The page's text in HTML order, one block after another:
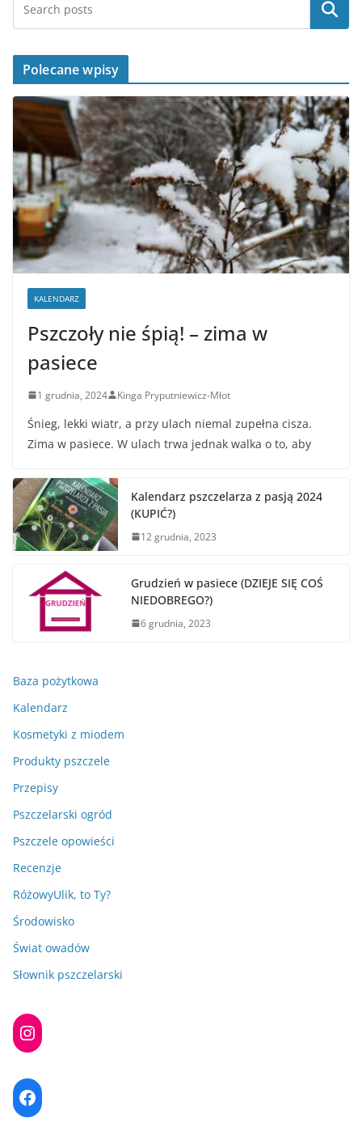
Szukaj
Polecane wpisy
KALENDARZ
Pszczoły nie śpią! – zima w
pasiece
1 grudnia, 2024 Kinga Pryputniewicz-Młot
Śnieg, lekki wiatr, a przy ulach niemal zupełna cisza.
Zima w pasiece. W ulach trwa jednak walka o to, aby
Kalendarz pszczelarza z pasją 2024
(KUPIĆ?)
12 grudnia, 2023
Grudzień w pasiece (DZIEJE SIĘ COŚ
NIEDOBREGO?)
6 grudnia, 2023
Baza pożytkowa
Kalendarz
Kosmetyki z miodem
Produkty pszczele
Przepisy
Pszczelarski ogród
Pszczele opowieści
Recenzje
RóżowyUlik, to Ty?
Środowisko
Świat owadów
Słownik pszczelarski
Instagram
Facebook